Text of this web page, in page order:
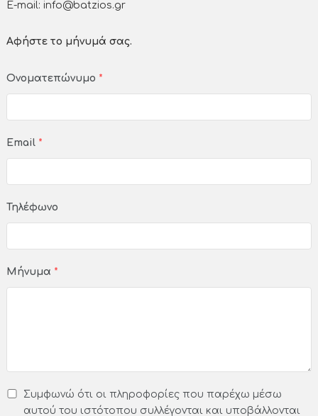
E-mail: info@batzios.gr
Αφήστε το μήνυμά σας.
Ονοματεπώνυμο *
Email *
Τηλέφωνο
Μήνυμα *
Συμφωνώ ότι οι πληροφορίες που παρέχω μέσω
αυτού του ιστότοπου συλλέγονται και υποβάλλονται